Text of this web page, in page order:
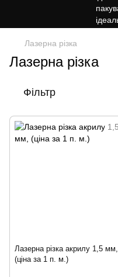
Лазерна різка
Лазерна різка
Фільтр
Лазерна різка акрилу 1,5 мм,
(ціна за 1 п. м.)